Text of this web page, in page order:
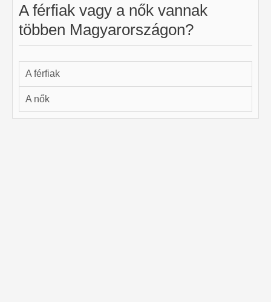
A férfiak vagy a nők vannak
többen Magyarországon?
A férfiak
A nők